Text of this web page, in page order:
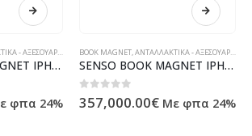
ΥΠΟΛΟΓΙΣΤΏΝ - ΗΛΕΚΤΡΟΝΙΚΆ
SENSO BOOK MAGNET IPHONE 11 PRO MAX (6.5) black
φπα 24%
BOOK MAGNET,ΑΝΤΑΛΛΑΚΤΙΚΆ - ΑΞΕΣΟΥΆΡ ΥΠΟΛΟΓΙΣΤΏΝ - ΗΛΕΚΤΡΟΝΙΚΆ
SENSO BOOK MAGNET IPHONE 11 (6.1) gold
0 out of 5
357,000.00€ Με φπα 24%